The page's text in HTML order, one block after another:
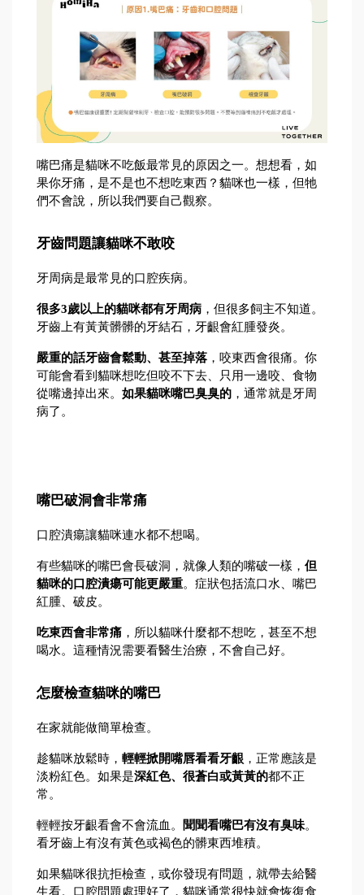
嘴巴痛是貓咪不吃飯最常見的原因之一。想想看，如
果你牙痛，是不是也不想吃東西？貓咪也一樣，但牠
們不會說，所以我們要自己觀察。
牙齒問題讓貓咪不敢咬
牙周病是最常見的口腔疾病。
很多3歲以上的貓咪都有牙周病 ，但很多飼主不知道。
牙齒上有黃黃髒髒的牙結石，牙齦會紅腫發炎。
嚴重的話牙齒會鬆動、甚至掉落 ，咬東西會很痛。你
可能會看到貓咪想吃但咬不下去、只用一邊咬、食物
從嘴邊掉出來。 如果貓咪嘴巴臭臭的 ，通常就是牙周
病了。
嘴巴破洞會非常痛
口腔潰瘍讓貓咪連水都不想喝。
有些貓咪的嘴巴會長破洞，就像人類的嘴破一樣， 但
貓咪的口腔潰瘍可能更嚴重。症狀包括流口水、嘴巴
紅腫、破皮。
吃東西會非常痛 ，所以貓咪什麼都不想吃，甚至不想
喝水。這種情況需要看醫生治療，不會自己好。
怎麼檢查貓咪的嘴巴
在家就能做簡單檢查。
趁貓咪放鬆時， 輕輕掀開嘴唇看看牙齦 ，正常應該是
淡粉紅色。如果是深紅色、很蒼白或黃黃的都不正
常。
輕輕按牙齦看會不會流血。 聞聞看嘴巴有沒有臭味。
看牙齒上有沒有黃色或褐色的髒東西堆積。
如果貓咪很抗拒檢查，或你發現有問題，就帶去給醫
生看。口腔問題處理好了，貓咪通常很快就會恢復食